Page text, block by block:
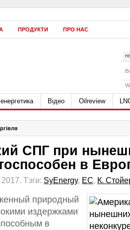
ПРОДУКТИ ПРО НАС
Відео Oilreview
СПГ при
в
Тэги: SyEnergy, ЕС, К.
природный
издержками
в